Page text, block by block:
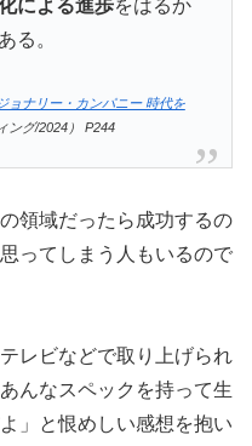
による進歩をはるか
る。
ョナリー・カンパニー 時代を
ング/2024） P244
領域だったら成功するの
ってしまう人もいるので
レビなどで取り上げられ
んなスペックを持って生
」と恨めしい感想を抱い